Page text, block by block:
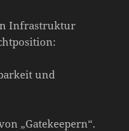
Infrastruktur
und
„Gatekeepern“.